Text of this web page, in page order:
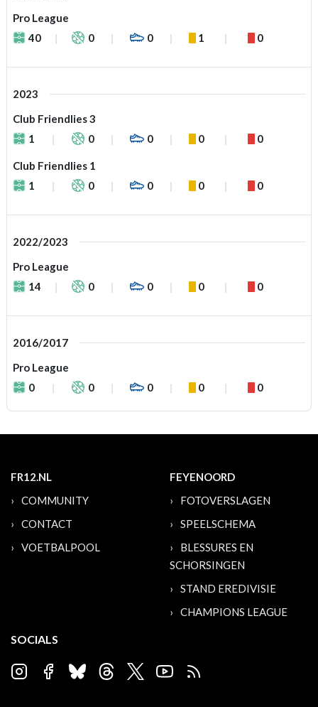
Pro League
40
0 0 1 0
2023
Club Friendlies 3
1
0 0 0 0
Club Friendlies 1
1
0 0 0 0
2022/2023
Pro League
14
0 0 0 0
2016/2017
Pro League
0
0 0 0 0
FR12.NL
COMMUNITY
CONTACT
VOETBALPOOL
FEYENOORD
FOTOVERSLAGEN
SPEELSCHEMA
BLESSURES EN
SCHORSINGEN
STAND EREDIVISIE
CHAMPIONS LEAGUE
SOCIALS